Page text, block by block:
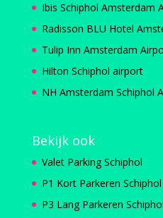
Ibis Schiphol Amsterdam
Radisson BLU Hotel
Tulip Inn Amsterdam
Hilton Schiphol airport
NH Amsterdam Schiphol
Bekijk ook
Valet Parking Schiphol
P1 Kort Parkeren Schiphol
P3 Lang Parkeren Schiphol